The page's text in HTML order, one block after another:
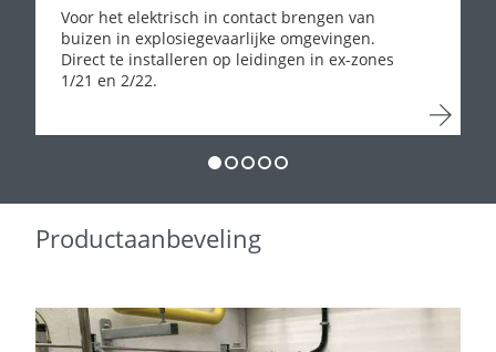
Voor het elektrisch in contact brengen van
buizen in explosiegevaarlijke omgevingen.
Direct te installeren op leidingen in ex-zones
1/21 en 2/22.
Productaanbeveling